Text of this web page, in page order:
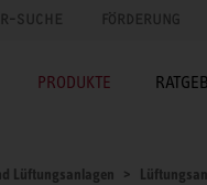
SUCHE FÖRDERUNG
PRODUKTE
Lüftungsanlagen